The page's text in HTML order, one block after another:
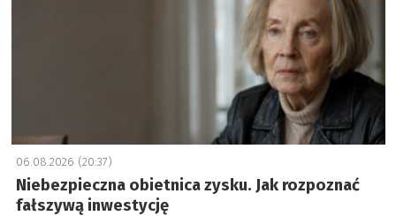
06.08.2026 (20:37)
Niebezpieczna obietnica zysku. Jak rozpoznać
fałszywą inwestycję